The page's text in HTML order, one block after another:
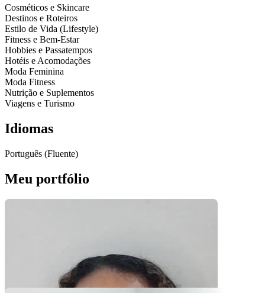
Cosméticos e Skincare
Destinos e Roteiros
Estilo de Vida (Lifestyle)
Fitness e Bem-Estar
Hobbies e Passatempos
Hotéis e Acomodações
Moda Feminina
Moda Fitness
Nutrição e Suplementos
Viagens e Turismo
Idiomas
Português (Fluente)
Meu portfólio